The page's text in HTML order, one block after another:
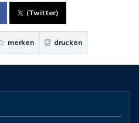
(Twitter)
merken drucken